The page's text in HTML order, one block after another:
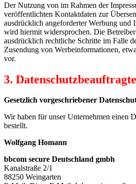
Der Nutzung von im Rahmen der
veröffentlichten Kontaktdaten zur
ausdrücklich angeforderter Werbung und
wird hiermit widersprochen. Die Betreiber
ausdrücklich rechtliche Schritte im Falle
Zusendung von Werbeinformationen,
vor.
3.
Gesetzlich vorgeschriebener
Wir haben für unser Unternehmen einen
bestellt.
Wolfgang Homann
bbcom secure Deutschland gmbh
Kanalstraße 2/1
88250 Weingarten